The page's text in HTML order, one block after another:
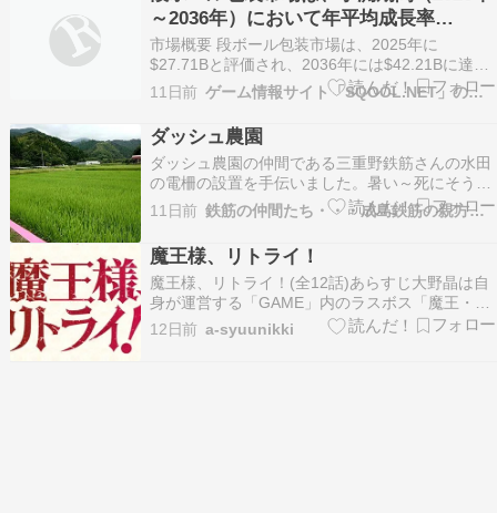
いこの３人には…
～2036年）において年平均成長率
（CAGR）3.90%で推移し、2036年まで
に4,220億9,000万米ドルに達すると予測
されています。
市場概要 段ボール包装市場は、2025年に
$27.71Bと評価され、2036年には$42.21Bに達す
ると予測され、予測期間（2026～2036年）の年
平均成長率（CAGR）は3.90％です。本市場は、
持続可能な包装ソリューションへの需要拡大、電
子商取引の急成長、再資源化可能な包…
11日前 ゲーム情報サイト「SQOOL.NET」のブログコーナーです。
ダッシュ農園
ダッシュ農園の仲間である三重野鉄筋さんの水田
の電柵の設置を手伝いました。暑い～死にそう
だ！職人さん達の苦労が本当に分かります！この
水田は1反です、四方を電柵で囲わなければ猪に
やられてしまいます。費用は27000円くらい掛か
りました。ソーラーパネルの電源と設置棒（プラ
スチック）電…
11日前 鉄筋の仲間たち・・・成島鉄筋の親方に集う鉄筋屋
魔王様、リトライ！
魔王様、リトライ！(全12話)あらすじ大野晶は自
身が運営する「GAME」内のラスボス「魔王・九
内伯斗」にログインしたまま異世界へと飛ばされ
てしまう。そこで出会った片足が不自由な少女と
12日前 a-syuunikki